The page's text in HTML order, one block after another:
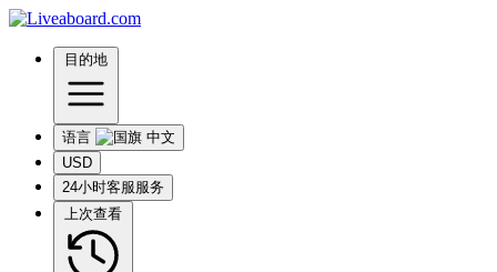
目的地
语言
USD
24小时客服服务
上次查看